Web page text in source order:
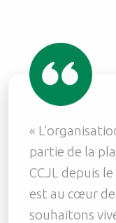
«
partie de la
CCJL depuis
est au cœur
souhaitons